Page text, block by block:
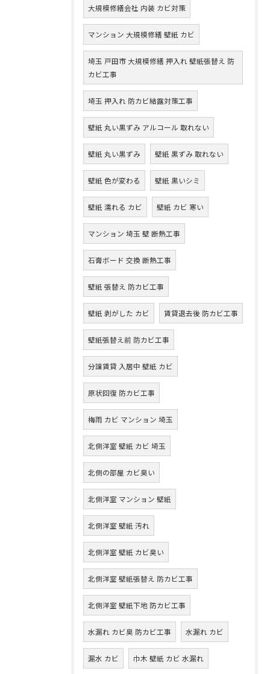
大規模修繕会社 内装 カビ対策
マンション 大規模修繕 壁紙 カビ
埼玉 戸田市 大規模修繕 押入れ 壁紙張替え 防
カビ工事
埼玉 押入れ 防カビ結露対策工事
壁紙 丸い黒ずみ アルコール 取れない
壁紙 丸い黒ずみ 壁紙 黒ずみ 取れない
壁紙 色が変わる 壁紙 黒いシミ
壁紙 濡れる カビ 壁紙 カビ 寒い
マンション 埼玉 壁 断熱工事
石膏ボード 交換 断熱工事
壁紙 張替え 防カビ工事
壁紙 剥がした カビ 賃貸退去後 防カビ工事
壁紙張替え前 防カビ工事
分譲賃貸 入居中 壁紙 カビ
原状回復 防カビ工事
梅雨 カビ マンション 埼玉
北側洋室 壁紙 カビ 埼玉
北側の部屋 カビ臭い
北側洋室 マンション 壁紙
北側洋室 壁紙 汚れ
北側洋室 壁紙 カビ臭い
北側洋室 壁紙張替え 防カビ工事
北側洋室 壁紙下地 防カビ工事
水漏れ カビ臭 防カビ工事 水漏れ カビ
漏水 カビ 巾木 壁紙 カビ 水漏れ